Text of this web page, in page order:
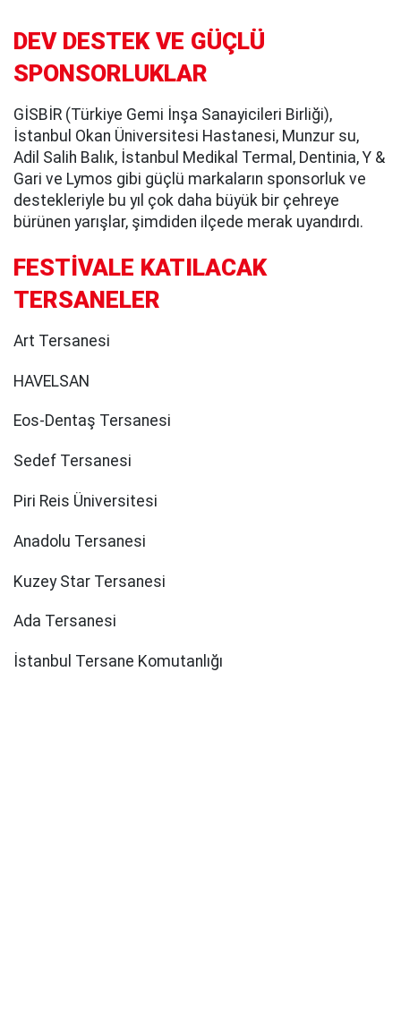
DEV DESTEK VE GÜÇLÜ
SPONSORLUKLAR
GİSBİR (Türkiye Gemi İnşa Sanayicileri Birliği),
İstanbul Okan Üniversitesi Hastanesi, Munzur su,
Adil Salih Balık, İstanbul Medikal Termal, Dentinia, Y &
Gari ve Lymos gibi güçlü markaların sponsorluk ve
destekleriyle bu yıl çok daha büyük bir çehreye
bürünen yarışlar, şimdiden ilçede merak uyandırdı.
FESTİVALE KATILACAK
TERSANELER
Art Tersanesi
HAVELSAN
Eos-Dentaş Tersanesi
Sedef Tersanesi
Piri Reis Üniversitesi
Anadolu Tersanesi
Kuzey Star Tersanesi
Ada Tersanesi
İstanbul Tersane Komutanlığı